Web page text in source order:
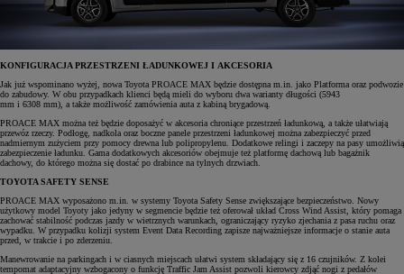
KONFIGURACJA PRZESTRZENI ŁADUNKOWEJ I AKCESORIA
Jak już wspominano wyżej, nowa Toyota PROACE MAX będzie dostępna m.in. jako Platforma oraz podwozie
do zabudowy. W obu przypadkach klienci będą mieli do wyboru dwa warianty długości (5943
mm i 6308 mm), a także możliwość zamówienia auta z kabiną brygadową.
PROACE MAX można też będzie doposażyć w akcesoria chroniące przestrzeń ładunkową, a także ułatwiają
przewóz rzeczy. Podłogę, nadkola oraz boczne panele przestrzeni ładunkowej można zabezpieczyć przed
nadmiernym zużyciem przy pomocy drewna lub polipropylenu. Dodatkowe relingi i zaczepy na pasy umożliwią
zabezpieczenie ładunku. Gama dodatkowych akcesoriów obejmuje też platformę dachową lub bagażnik
dachowy, do którego można się dostać po drabince na tylnych drzwiach.
TOYOTA SAFETY SENSE
PROACE MAX wyposażono m.in. w systemy Toyota Safety Sense zwiększające bezpieczeństwo. Nowy
użytkowy model Toyoty jako jedyny w segmencie będzie też oferował układ Cross Wind Assist, który pomaga
zachować stabilność podczas jazdy w wietrznych warunkach, ograniczający ryzyko zjechania z pasa ruchu oraz
wypadku. W przypadku kolizji system Event Data Recording zapisze najważniejsze informacje o stanie auta
przed, w trakcie i po zderzeniu.
Manewrowanie na parkingach i w ciasnych miejscach ułatwi system składający się z 16 czujników. Z kolei
tempomat adaptacyjny wzbogacony o funkcję Traffic Jam Assist pozwoli kierowcy zdjąć nogi z pedałów